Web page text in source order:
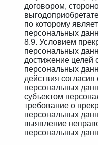
договором,
по которому
персональных
8.9. Условием
персональных
достижение целей
персональных
действия согласия
персональных
субъектом
требование о
персональных
выявление
персональных